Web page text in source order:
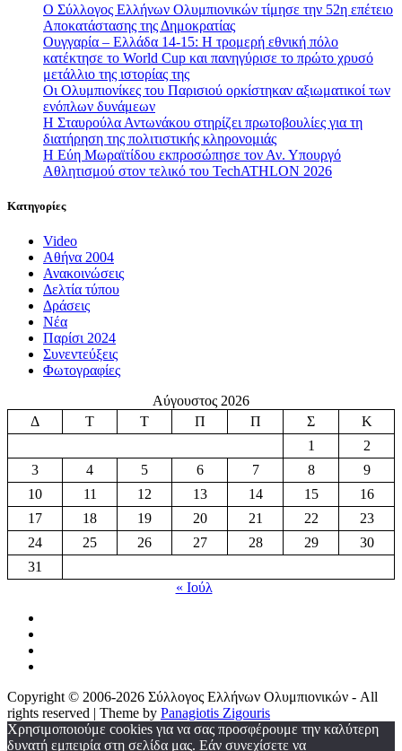
Ο Σύλλογος Ελλήνων Ολυμπιονικών τίμησε την 52η επέτειο
Αποκατάστασης της Δημοκρατίας
Ουγγαρία – Ελλάδα 14-15: Η τρομερή εθνική πόλο
κατέκτησε το World Cup και πανηγύρισε το πρώτο χρυσό
μετάλλιο της ιστορίας της
Οι Ολυμπιονίκες του Παρισιού ορκίστηκαν αξιωματικοί των
ενόπλων δυνάμεων
Η Σταυρούλα Αντωνάκου στηρίζει πρωτοβουλίες για τη
διατήρηση της πολιτιστικής κληρονομιάς
Η Εύη Μωραϊτίδου εκπροσώπησε τον Αν. Υπουργό
Αθλητισμού στον τελικό του TechATHLON 2026
Κατηγορίες
Video
Αθήνα 2004
Ανακοινώσεις
Δελτία τύπου
Δράσεις
Νέα
Παρίσι 2024
Συνεντεύξεις
Φωτογραφίες
Αύγουστος 2026
Δ
Τ Τ Π Π Σ
Κ
1
2
3
4 5 6 7 8
9
10
11 12 13 14 15
16
17
18 19 20 21 22
23
24
25 26 27 28 29
30
31
« Ιούλ
Copyright © 2006-2026 Σύλλογος Ελλήνων Ολυμπιονικών - All
rights reserved | Theme by Panagiotis Zigouris
Χρησιμοποιούμε cookies για να σας προσφέρουμε την καλύτερη
δυνατή εμπειρία στη σελίδα μας. Εάν συνεχίσετε να